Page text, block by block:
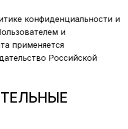
конфиденциальности и
и
применяется
Российской